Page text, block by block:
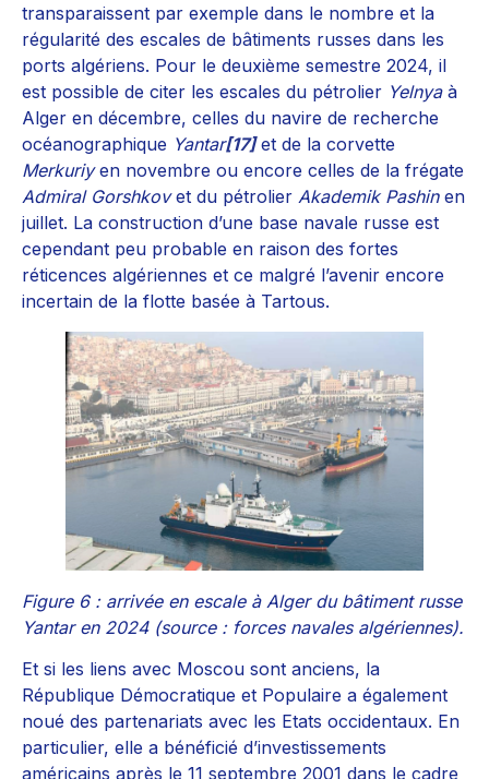
transparaissent par exemple dans le nombre et la
régularité des escales de bâtiments russes dans les
ports algériens. Pour le deuxième semestre 2024, il
est possible de citer les escales du pétrolier Yelnyaà
Alger en décembre, celles du navire de recherche
océanographique Yantar[17]et de la corvette
Merkuriyen novembre ou encore celles de la frégate
Admiral Gorshkovet du pétrolier Akademik Pashin en
juillet. La construction d’une base navale russe est
cependant peu probable en raison des fortes
réticences algériennes et ce malgré l’avenir encore
incertain de la flotte basée à Tartous.
Figure 6 : arrivée en escale à Alger du bâtiment russe
Yantar en 2024 (source : forces navales algériennes).
Et si les liens avec Moscou sont anciens, la
République Démocratique et Populaire a également
noué des partenariats avec les Etats occidentaux. En
particulier, elle a bénéficié d’investissements
américains après le 11 septembre 2001 dans le cadre